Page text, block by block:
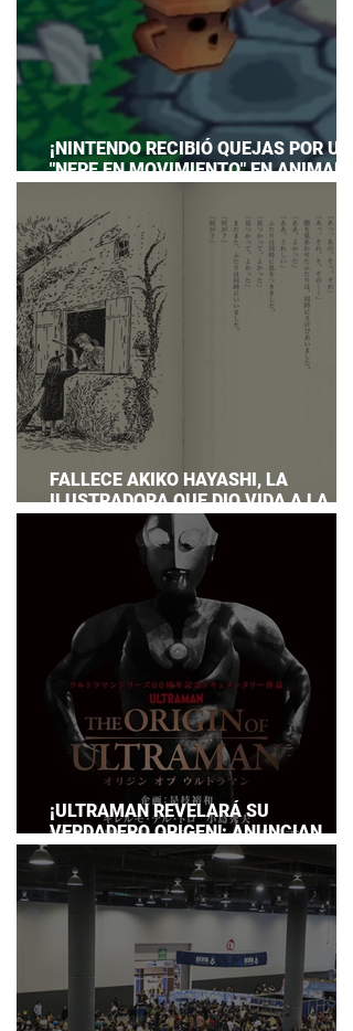
¡NINTENDO RECIBIÓ QUEJAS POR UN
"NEPE EN MOVIMIENTO" EN ANIMAL
PREPARAR UNA RESPUESTA OFICIAL!
FALLECE AKIKO HAYASHI, LA
ILUSTRADORA QUE DIO VIDA A LA
NOVELA ORIGINAL DE KIKI'S DELIVERY
¡ULTRAMAN REVELARÁ SU
VERDADERO ORIGEN!: ANUNCIAN
DOCUMENTAL POR EL 60
ANIVERSARIO DE LA FRANQUICIA